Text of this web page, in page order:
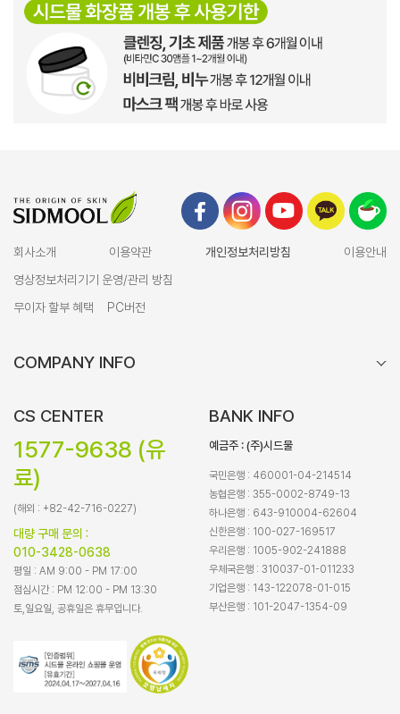
회사소개 이용약관 개인정보처리방침
이용안내
영상정보처리기기 운영/관리 방침
무이자 할부 혜택
PC버전
COMPANY INFO
CS CENTER
1577-9638 (유
료)
(해외 : +82-42-716-0227)
대량 구매 문의 :
010-3428-0638
평일 : AM 9:00 - PM 17:00
점심시간 : PM 12:00 - PM 13:30
토,일요일, 공휴일은 휴무입니다.
BANK INFO
예금주 : (주)시드물
국민은행 : 460001-04-214514
농협은행 : 355-0002-8749-13
하나은행 : 643-910004-62604
신한은행 : 100-027-169517
우리은행 : 1005-902-241888
우체국은행 : 310037-01-011233
기업은행 : 143-122078-01-015
부산은행 : 101-2047-1354-09